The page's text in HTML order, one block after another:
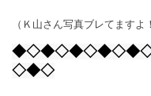
（Ｋ山さん写真ブレてますよ
◇◆◇